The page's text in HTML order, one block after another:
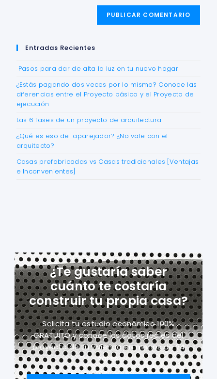
Entradas Recientes
Pasos para dar de alta la luz en tu nuevo hogar
¿Estás pagando dos veces por lo mismo? Conoce las
diferencias entre el Proyecto básico y el Proyecto de
ejecución
Las 6 fases de un proyecto de arquitectura
¿Qué es eso del aparejador? ¿No vale con el
arquitecto?
Casas prefabricadas vs Casas tradicionales [Ventajas
e Inconvenientes]
¿Te gustaría saber
cuánto te costaría
construir tu propia casa?
Solicita tu estudio económico 100%
GRATUITO y conoce los datos reales del
proyectode tu vivienda en menos de 24
horas.